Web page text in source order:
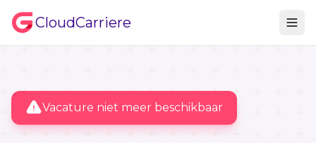
CloudCarriere
Vacature niet meer beschikbaar